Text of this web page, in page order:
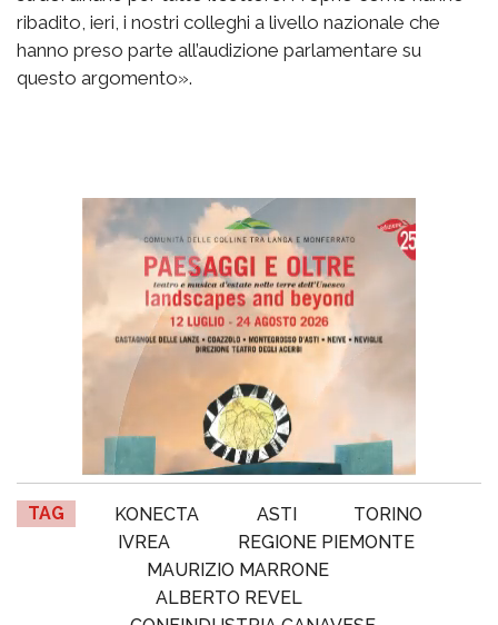
ribadito, ieri, i nostri colleghi a livello nazionale che
hanno preso parte all’audizione parlamentare su
questo argomento».
TAG KONECTA ASTI
TORINO
IVREA
REGIONE PIEMONTE
MAURIZIO MARRONE
ALBERTO REVEL